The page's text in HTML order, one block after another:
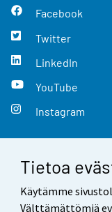
Tietoa
Käytämme
Välttämättömiä
Facebook
Twitter
LinkedIn
YouTube
Instagram
Yhteystiedot
Palaute